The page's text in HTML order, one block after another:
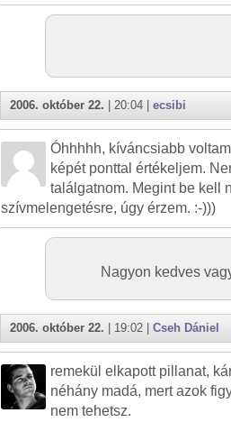
2006. október 22. | 20:04 | ecsibi
Óhhhhh, kíváncsiabb
képét ponttal értékeljem.
találgatnom. Megint be kell
szívmelengetésre, úgy érzem. :-)))
Nagyon kedves
2006. október 22. | 19:02 | Cseh Dániel
remekül elkapott pillanat,
néhány madá, mert azok
nem tehetsz.